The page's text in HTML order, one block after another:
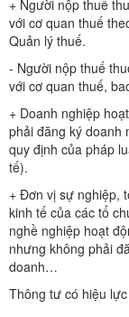
+ Người nộp thuế
với cơ quan thuế
Quản lý thuế.
- Người nộp thuế
với cơ quan thuế,
+ Doanh nghiệp
phải đăng ký doanh
quy định của pháp
tế).
+ Đơn vị sự nghiệp,
kinh tế của các tổ
nghề nghiệp hoạt
nhưng không phải
doanh…
Thông tư có hiệu